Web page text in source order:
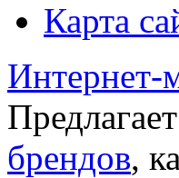
Карта
Интернет-
брендов,